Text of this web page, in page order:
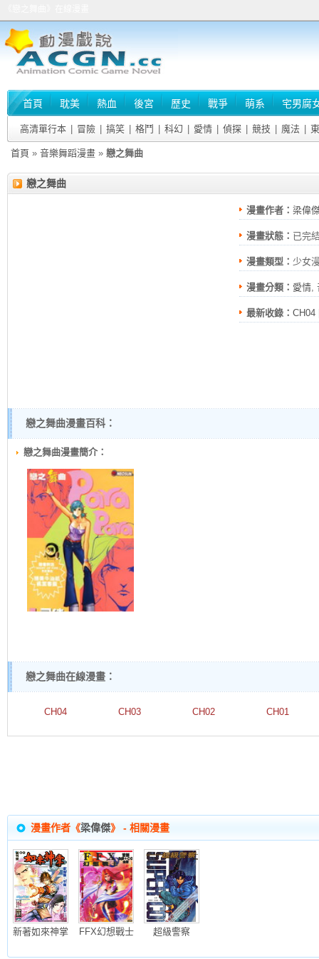
首頁 耽美 熱血 後宮 歷史 戰爭 萌系 宅男腐
高清單行本 冒險 搞笑 格鬥 科幻 愛情 偵探 競技 魔法
首頁 » 音樂舞蹈漫畫 » 戀之舞曲
戀之舞曲
漫畫作者： 梁偉
漫畫狀態： 已完
漫畫類型： 少女
漫畫分類： 愛情,
最新收錄： CH04
戀之舞曲漫畫百科：
戀之舞曲漫畫簡介：
戀之舞曲在線漫畫：
CH04 CH03 CH02 CH01
漫畫作者《梁偉傑》 - 相關漫畫
新著如來神掌 FFX幻想戰士 超級警察